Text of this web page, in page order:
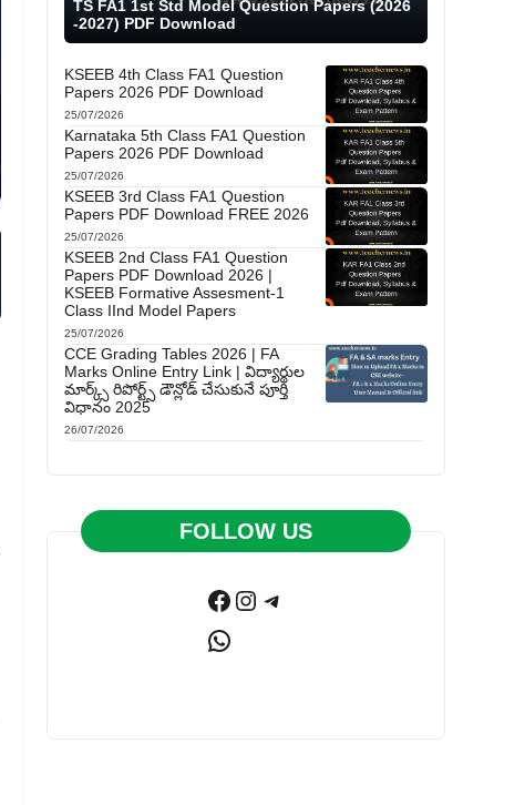
TS FA1 1st Std Model Question Papers (2026
-2027) PDF Download
KSEEB 4th Class FA1 Question
Papers 2026 PDF Download
25/07/2026
Karnataka 5th Class FA1 Question
Papers 2026 PDF Download
25/07/2026
KSEEB 3rd Class FA1 Question
Papers PDF Download FREE 2026
25/07/2026
KSEEB 2nd Class FA1 Question
Papers PDF Download 2026 |
KSEEB Formative Assesment-1
Class IInd Model Papers
25/07/2026
CCE Grading Tables 2026 | FA
Marks Online Entry Link | విద్యార్థుల
మార్క్స్ రిపోర్ట్స్ డౌన్లోడ్ చేసుకునే పూర్తి
విధానం 2025
26/07/2026
FOLLOW US
Facebook
Instagram
Telegram
WhatsApp